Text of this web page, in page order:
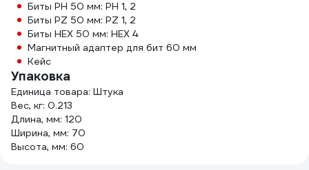
Биты PH 50 мм: PH 1, 2
Биты PZ 50 мм: PZ 1, 2
Биты HEX 50 мм: HEX 4
Магнитный адаптер для бит 60 мм
Кейс
Упаковка
Единица товара: Штука
Вес, кг: 0.213
Длина, мм: 120
Ширина, мм: 70
Высота, мм: 60